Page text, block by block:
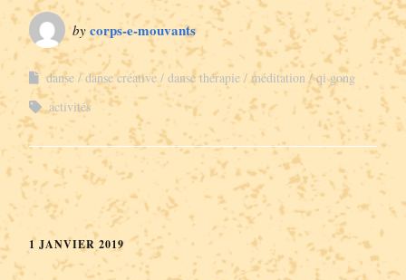
by corps-e-mouvants
danse danse créative danse thérapie méditation
qi gong
activités
1 JANVIER 2019